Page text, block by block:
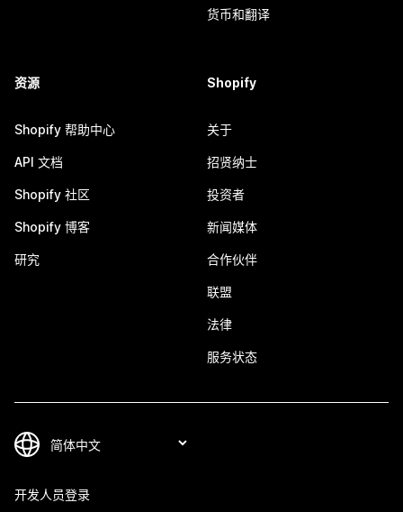
货币和翻译
资源
Shopify 帮助中心
API 文档
Shopify 社区
Shopify 博客
研究
Shopify
关于
招贤纳士
投资者
新闻媒体
合作伙伴
联盟
法律
服务状态
开发人员登录